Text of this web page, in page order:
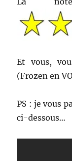
Et vous,
(Frozen en
PS : je vous
ci-dessous…